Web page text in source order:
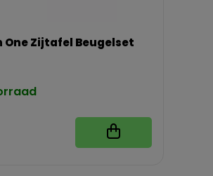
One Zijtafel Beugelset